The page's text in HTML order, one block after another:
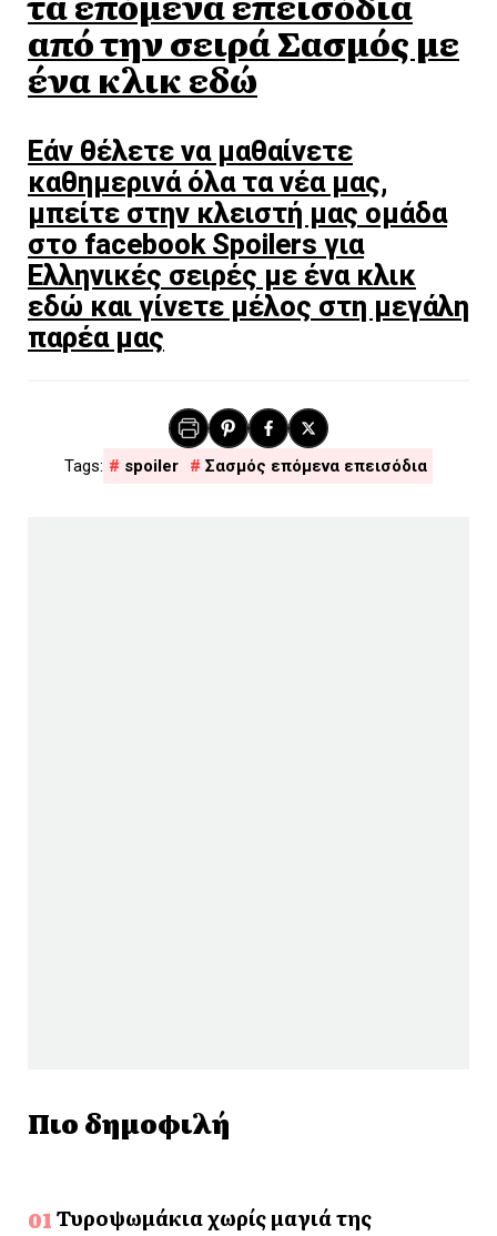
από την σειρά Σασμός με
ένα κλικ εδώ
Εάν θέλετε να μαθαίνετε
καθημερινά όλα τα νέα μας,
μπείτε στην κλειστή μας ομάδα
στο facebook Spoilers για
Ελληνικές σειρές με ένα κλικ
εδώ και γίνετε μέλος στη μεγάλη
παρέα μας
spoiler Σασμός επόμενα επεισόδια
Πιο δημοφιλή
Τυροψωμάκια χωρίς μαγιά της